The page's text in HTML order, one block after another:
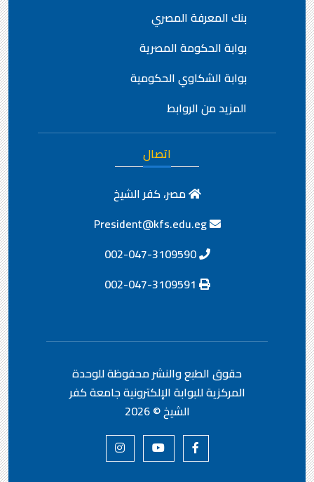
بنك المعرفة المصري
بوابة الحكومة المصرية
بوابة الشكاوي الحكومية
المزيد من الروابط
اتصال
مصر، كفر الشيخ
President@kfs.edu.eg
002-047-3109590
حقوق الطبع والنشر محفوظةللوحدة
المركزية للبوابة الإلكترونية جامعة كفر
الشيخ ©2026